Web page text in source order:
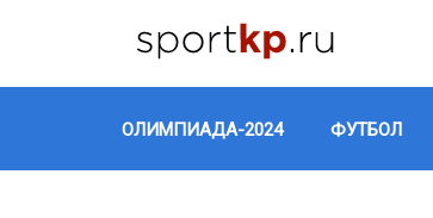
ОЛИМПИАДА-2024 ФУТБОЛ